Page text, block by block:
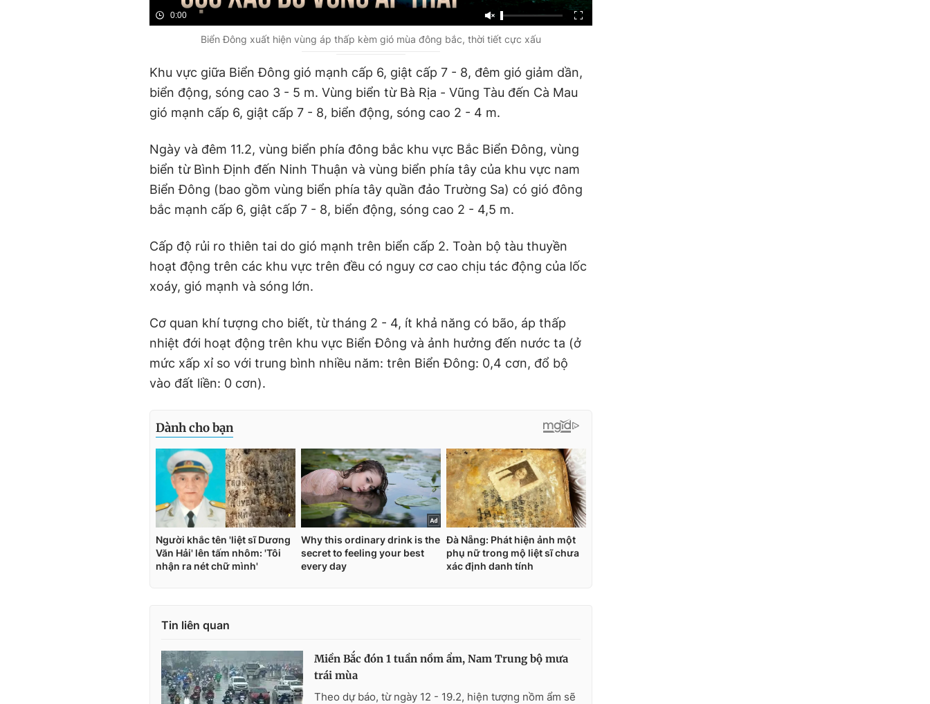
0:00
Biển Đông xuất hiện vùng áp thấp kèm gió mùa đông bắc, thời tiết cực xấu
Khu vực giữa Biển Đông gió mạnh cấp 6, giật cấp 7 - 8, đêm gió giảm dần,
biển động, sóng cao 3 - 5 m. Vùng biển từ Bà Rịa - Vũng Tàu đến Cà Mau
gió mạnh cấp 6, giật cấp 7 - 8, biển động, sóng cao 2 - 4 m.
Ngày và đêm 11.2, vùng biển phía đông bắc khu vực Bắc Biển Đông, vùng
biển từ Bình Định đến Ninh Thuận và vùng biển phía tây của khu vực nam
Biển Đông (bao gồm vùng biển phía tây quần đảo Trường Sa) có gió đông
bắc mạnh cấp 6, giật cấp 7 - 8, biển động, sóng cao 2 - 4,5 m.
Cấp độ rủi ro thiên tai do gió mạnh trên biển cấp 2. Toàn bộ tàu thuyền
hoạt động trên các khu vực trên đều có nguy cơ cao chịu tác động của lốc
xoáy, gió mạnh và sóng lớn.
Cơ quan khí tượng cho biết, từ tháng 2 - 4, ít khả năng có bão, áp thấp
nhiệt đới hoạt động trên khu vực Biển Đông và ảnh hưởng đến nước ta (ở
mức xấp xỉ so với trung bình nhiều năm: trên Biển Đông: 0,4 cơn, đổ bộ
vào đất liền: 0 cơn).
Tin liên quan
Miền Bắc đón 1 tuần nồm ẩm, Nam Trung bộ mưa
trái mùa
Theo dự báo, từ ngày 12 - 19.2, hiện tượng nồm ẩm sẽ